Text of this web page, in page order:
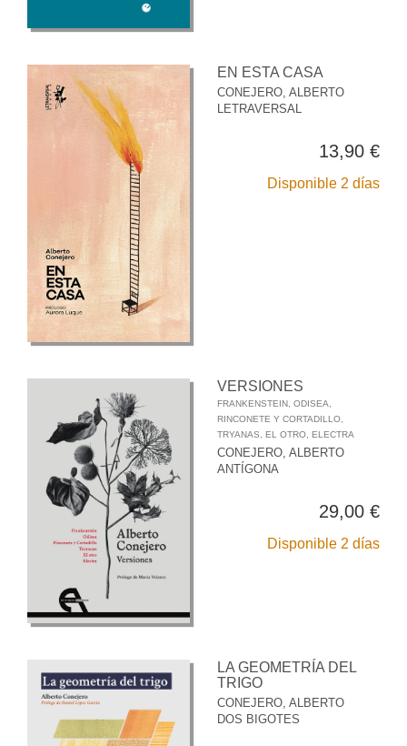
EN ESTA CASA
CONEJERO, ALBERTO
LETRAVERSAL
13,90 €
Disponible 2 días
VERSIONES
FRANKENSTEIN, ODISEA,
RINCONETE Y CORTADILLO,
TRYANAS, EL OTRO, ELECTRA
CONEJERO, ALBERTO
ANTÍGONA
29,00 €
Disponible 2 días
LA GEOMETRÍA DEL
TRIGO
CONEJERO, ALBERTO
DOS BIGOTES